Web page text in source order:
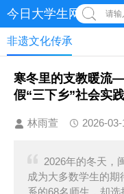
今日大学生网-【官请输
非遗文化传承
寒冬里的支教暖流
假“三下乡”社会实
林雨萱 2026-03-
2026年的冬天，
成为大多数学生的
系的68名师生，却